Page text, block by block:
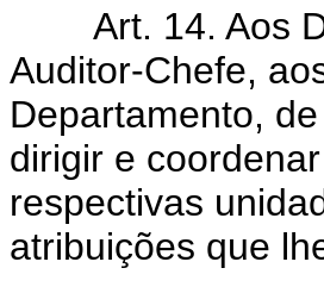
Art. 14. Aos
Auditor-Chefe,
Departamento,
dirigir e
respectivas
atribuições que